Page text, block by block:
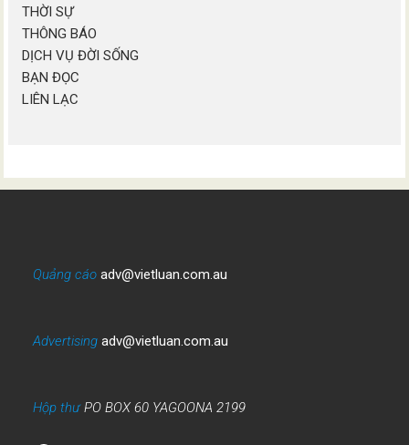
THỜI SỰ
THÔNG BÁO
DỊCH VỤ ĐỜI SỐNG
BẠN ĐỌC
LIÊN LẠC
Quảng cáo adv@vietluan.com.au
Advertising adv@vietluan.com.au
Hộp thưPO BOX 60 YAGOONA 2199